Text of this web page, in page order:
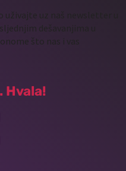
uživajte uz naš newsletter u
dešavanjima u
što nas i vas
Hvala!